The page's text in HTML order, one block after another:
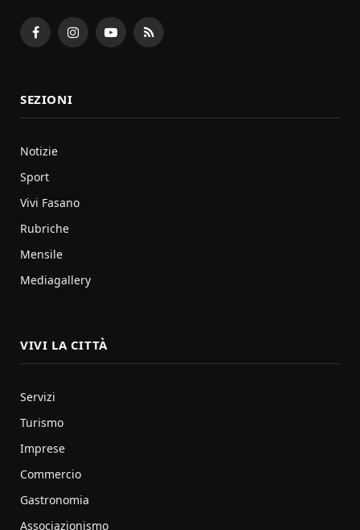
FacebookInstagramYouTubeRSS
SEZIONI
Notizie
Sport
Vivi Fasano
Rubriche
Mensile
Mediagallery
VIVI LA CITTÀ
Servizi
Turismo
Imprese
Commercio
Gastronomia
Associazionismo